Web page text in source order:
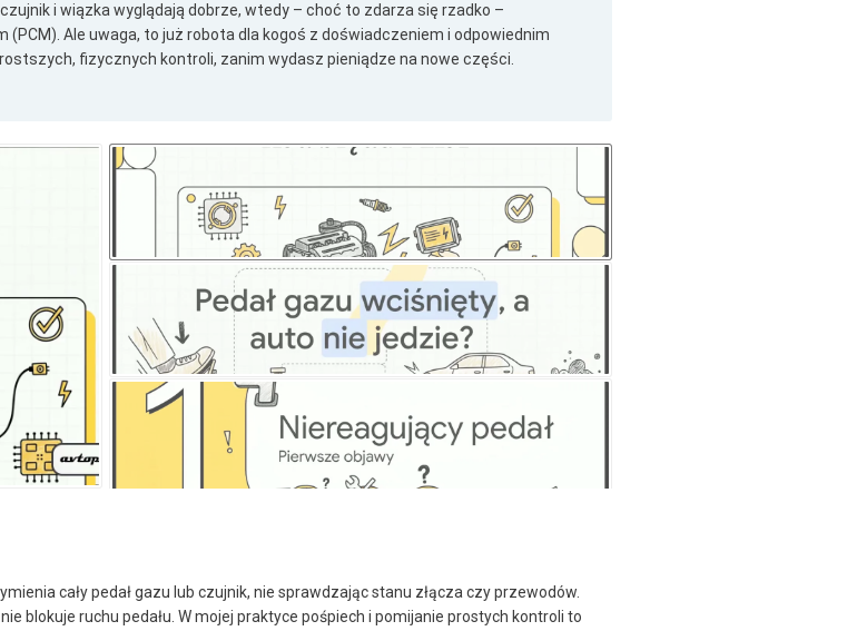
i wiązka wyglądają dobrze, wtedy – choć to zdarza się rzadko –
Ale uwaga, to już robota dla kogoś z doświadczeniem i odpowiednim
fizycznych kontroli, zanim wydasz pieniądze na nowe części.
cały pedał gazu lub czujnik, nie sprawdzając stanu złącza czy przewodów.
blokuje ruchu pedału. W mojej praktyce pośpiech i pomijanie prostych kontroli to